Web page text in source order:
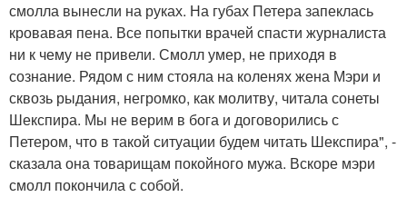
смолла вынесли на руках. На губах Петера запеклась
кровавая пена. Все попытки врачей спасти журналиста
ни к чему не привели. Смолл умер, не приходя в
сознание. Рядом с ним стояла на коленях жена Мэри и
сквозь рыдания, негромко, как молитву, читала сонеты
Шекспира. Мы не верим в бога и договорились с
Петером, что в такой ситуации будем читать Шекспира", -
сказала она товарищам покойного мужа. Вскоре мэри
смолл покончила с собой.